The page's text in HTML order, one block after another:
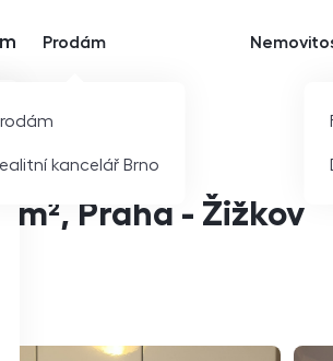
Prodám
kancelář Brno
Praha - Žižkov